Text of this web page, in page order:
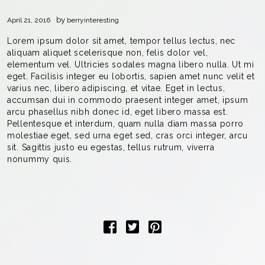
April 21, 2016 by berryinteresting
Lorem ipsum dolor sit amet, tempor tellus lectus, nec
aliquam aliquet scelerisque non, felis dolor vel,
elementum vel. Ultricies sodales magna libero nulla. Ut mi
eget. Facilisis integer eu lobortis, sapien amet nunc velit et
varius nec, libero adipiscing, et vitae. Eget in lectus,
accumsan dui in commodo praesent integer amet, ipsum
arcu phasellus nibh donec id, eget libero massa est.
Pellentesque et interdum, quam nulla diam massa porro
molestiae eget, sed urna eget sed, cras orci integer, arcu
sit. Sagittis justo eu egestas, tellus rutrum, viverra
nonummy quis.